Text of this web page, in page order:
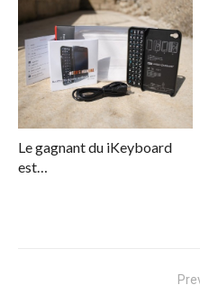
Le gagnant du iKeyboard
est…